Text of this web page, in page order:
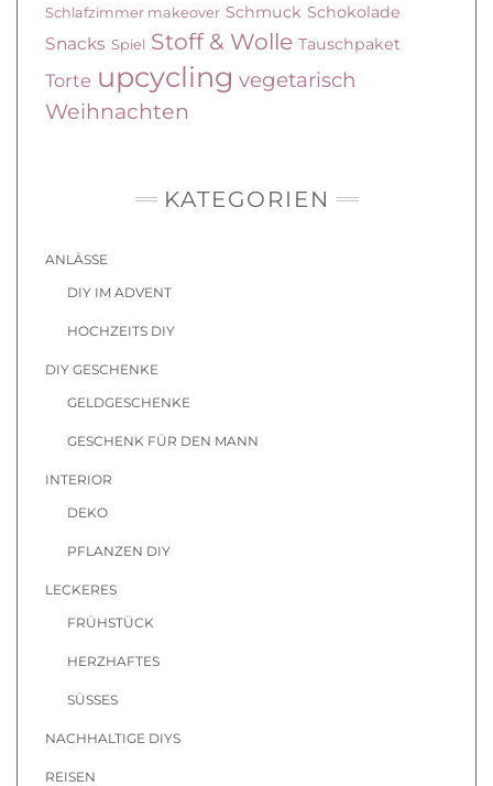
Schlafzimmer makeover Schmuck Schokolade
Snacks Spiel Stoff & Wolle Tauschpaket
Torte upcycling vegetarisch
Weihnachten
KATEGORIEN
ANLÄSSE
DIY IM ADVENT
HOCHZEITS DIY
DIY GESCHENKE
GELDGESCHENKE
GESCHENK FÜR DEN MANN
INTERIOR
DEKO
PFLANZEN DIY
LECKERES
FRÜHSTÜCK
HERZHAFTES
SÜSSES
NACHHALTIGE DIYS
REISEN